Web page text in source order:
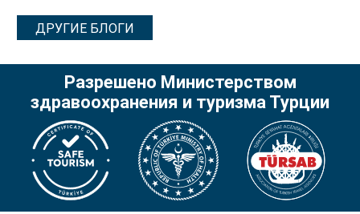
ДРУГИЕ БЛОГИ
Разрешено Министерством
здравоохранения и туризма Турции